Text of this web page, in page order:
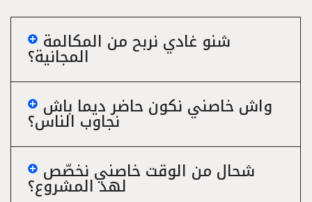
شنو غادي نربح من المكالمة
المجانية؟
واش خاصني نكون حاضر ديما باش
نجاوب الناس؟
شحال من الوقت خاصني نخصّص
لهد المشروع؟